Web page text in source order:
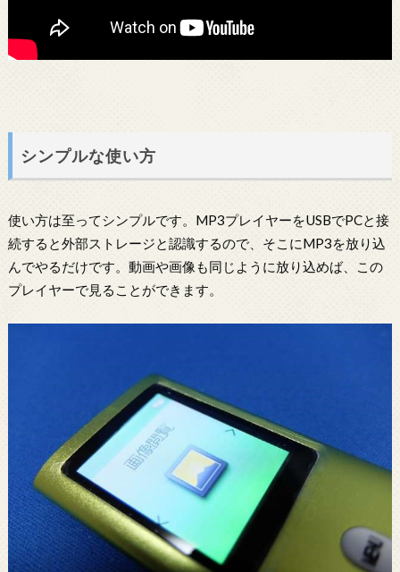
シンプルな使い方
使い方は至ってシンプルです。MP3プレイヤーをUSBでPCと接
続すると外部ストレージと認識するので、そこにMP3を放り込
んでやるだけです。動画や画像も同じように放り込めば、この
プレイヤーで見ることができます。